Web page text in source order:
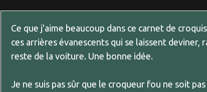
Ce que j'aime beaucoup dans ce carnet de
ces arrières évanescents qui se laissent deviner,
reste de la voiture. Une bonne idée.
Je ne suis pas sûr que le croqueur fou ne soit